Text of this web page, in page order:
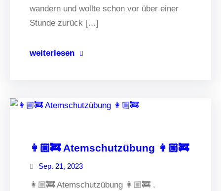
wandern und wollte schon vor über einer
Stunde zurück […]
weiterlesen
👩🏼‍🚒 Atemschutzübung 👩🏼‍🚒
Sep. 21, 2023
👩🏼‍🚒 Atemschutzübung 👩🏼‍🚒 .